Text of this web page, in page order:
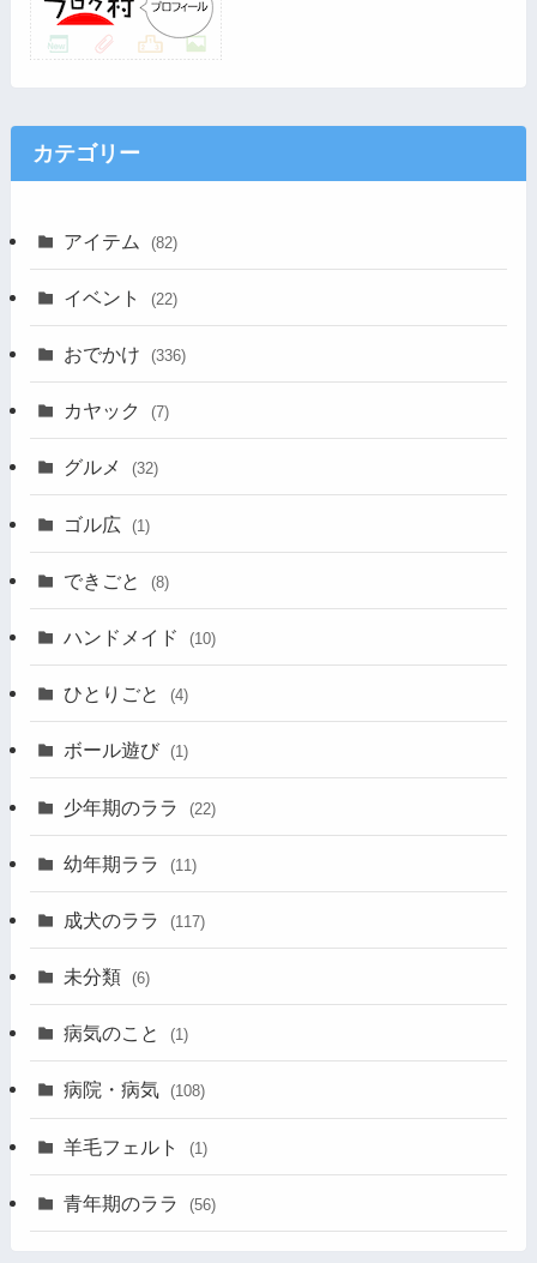
カテゴリー
アイテム (82)
イベント (22)
おでかけ (336)
カヤック (7)
グルメ (32)
ゴル広 (1)
できごと (8)
ハンドメイド (10)
ひとりごと (4)
ボール遊び (1)
少年期のララ (22)
幼年期ララ (11)
成犬のララ (117)
未分類 (6)
病気のこと (1)
病院・病気 (108)
羊毛フェルト (1)
青年期のララ (56)